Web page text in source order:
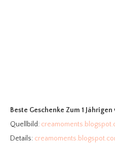
Beste Geschenke Zum 1 Jährigen
Quellbild:
Details: